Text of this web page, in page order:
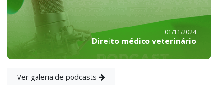
01/11/2024
Direito médico veterinário
Ver galeria de podcasts